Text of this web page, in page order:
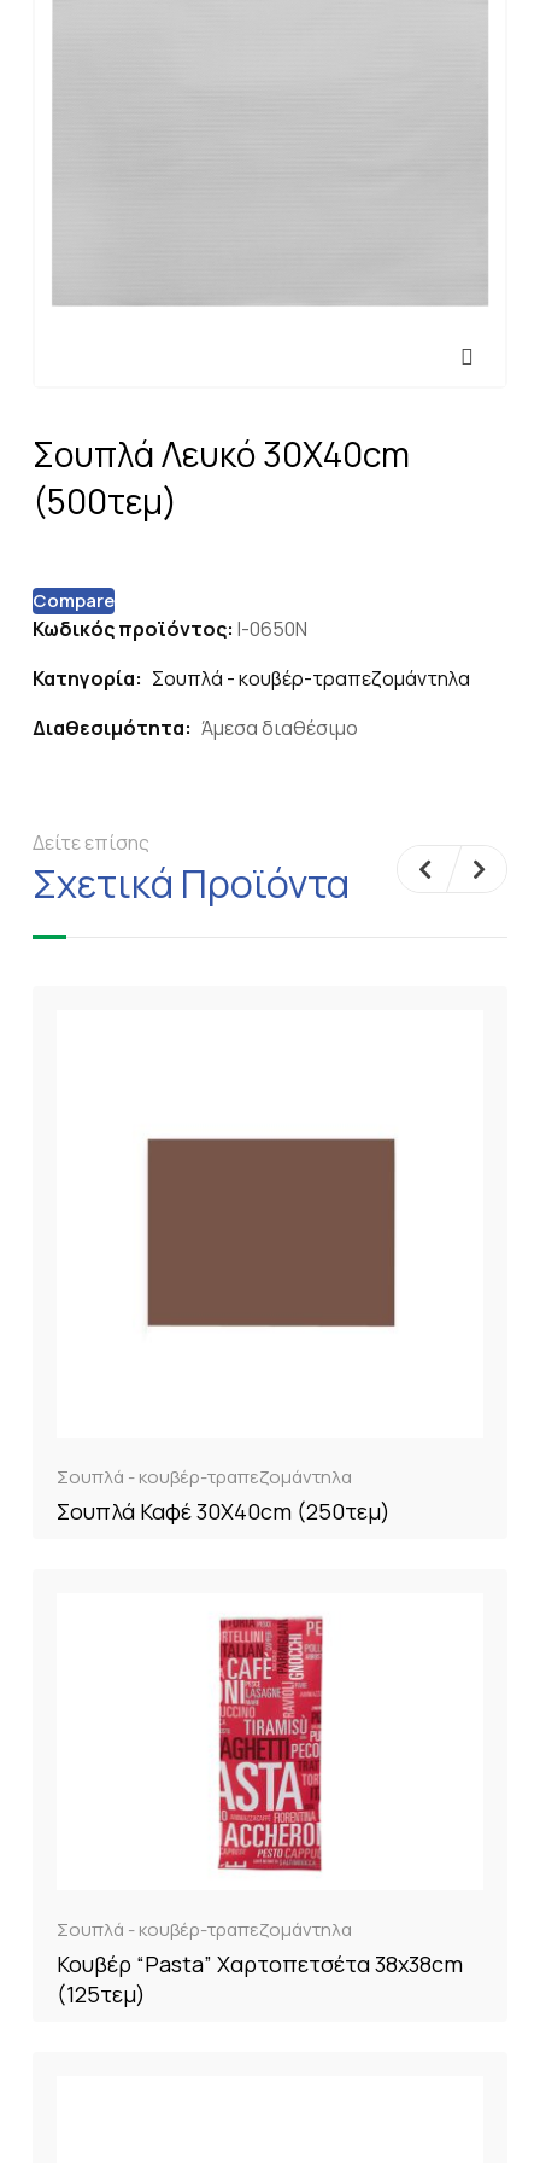
Σουπλά Λευκό 30X40cm
(500τεμ)
Compare
Κωδικός προϊόντος: I-0650N
Κατηγορία: Σουπλά - κουβέρ-τραπεζομάντηλα
Διαθεσιμότητα: Άμεσα διαθέσιμο
Δείτε επίσης
Σχετικά Προϊόντα
Σουπλά - κουβέρ-τραπεζομάντηλα
Σουπλά Καφέ 30Χ40cm (250τεμ)
Σουπλά - κουβέρ-τραπεζομάντηλα
Κουβέρ “Pasta” Χαρτοπετσέτα 38x38cm
(125τεμ)